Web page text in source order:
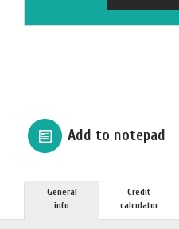
Add to notepad
General
info
Credit
calculator